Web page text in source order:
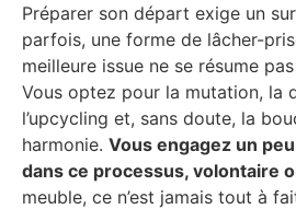
Préparer son départ exige un
parfois, une forme de lâcher-
meilleure issue ne se résume
Vous optez pour la mutation, la
l’upcycling et, sans doute, la
harmonie. Vous engagez un
dans ce processus, volontaire
meuble, ce n’est jamais tout à